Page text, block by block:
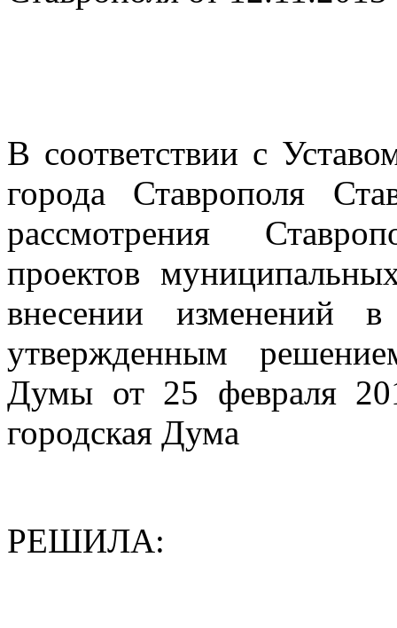
В соответствии с
города Ставрополя
рассмотрения
проектов
внесении изменений
утвержденным
Думы от 25 февраля
городская Дума
РЕШИЛА: